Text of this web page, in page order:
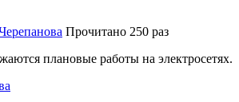
Прочитано 250 раз
плановые работы на электросетях.